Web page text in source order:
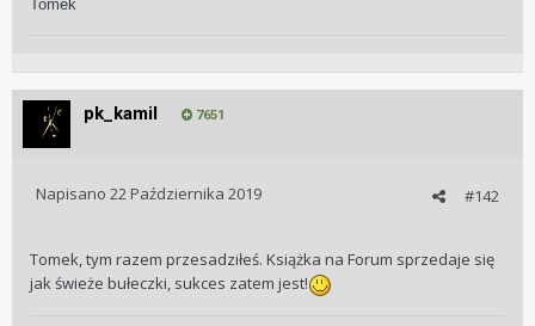
Tomek
pk_kamil 7651
#142
Napisano 22 Października 2019
Tomek, tym razem przesadziłeś. Książka na Forum sprzedaje się
jak świeże bułeczki, sukces zatem jest!